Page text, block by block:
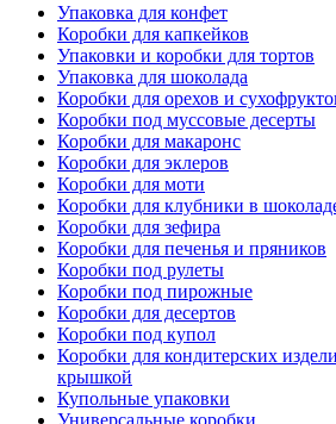
Упаковка для конфет
Коробки для капкейков
Упаковки и коробки для тортов
Упаковка для шоколада
Коробки для орехов и
Коробки под муссовые десерты
Коробки для макаронс
Коробки для эклеров
Коробки для моти
Коробки для клубники в
Коробки для зефира
Коробки для печенья и пряников
Коробки под рулеты
Коробки под пирожные
Коробки для десертов
Коробки под купол
Коробки для кондитерских
крышкой
Купольные упаковки
Универсальные коробки